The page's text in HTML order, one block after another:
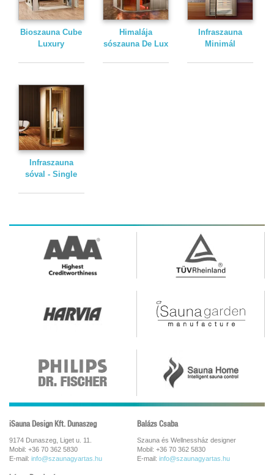
Bioszauna Cube
Luxury
Himalája
sószauna De Lux
Infraszauna
Minimál
Infraszauna
sóval - Single
iSauna Design Kft. Dunaszeg
9174 Dunaszeg, Liget u. 11.
Mobil: +36 70 362 5830
E-mail: info@szaunagyartas.hu
Balázs Csaba
Szauna és Wellnessház designer
Mobil: +36 70 362 5830
E-mail: info@szaunagyartas.hu